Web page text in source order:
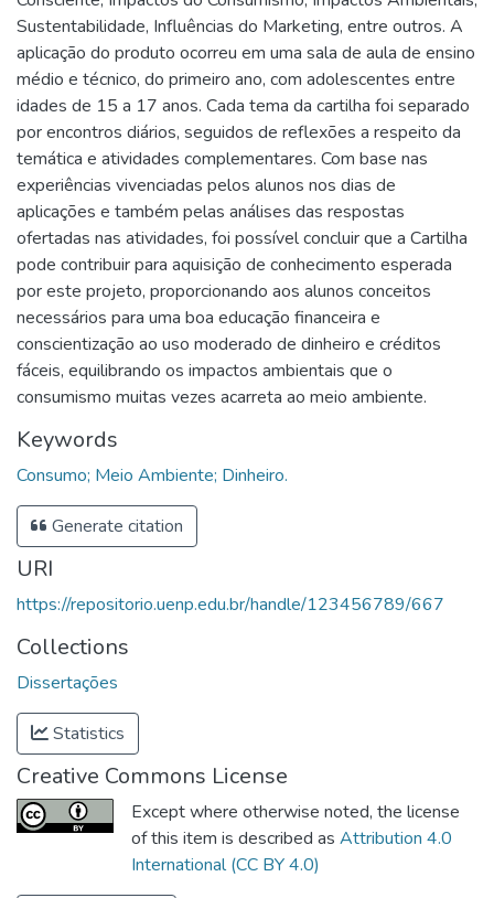
Sustentabilidade, Influências do Marketing, entre outros. A
aplicação do produto ocorreu em uma sala de aula de ensino
médio e técnico, do primeiro ano, com adolescentes entre
idades de 15 a 17 anos. Cada tema da cartilha foi separado
por encontros diários, seguidos de reflexões a respeito da
temática e atividades complementares. Com base nas
experiências vivenciadas pelos alunos nos dias de
aplicações e também pelas análises das respostas
ofertadas nas atividades, foi possível concluir que a Cartilha
pode contribuir para aquisição de conhecimento esperada
por este projeto, proporcionando aos alunos conceitos
necessários para uma boa educação financeira e
conscientização ao uso moderado de dinheiro e créditos
fáceis, equilibrando os impactos ambientais que o
consumismo muitas vezes acarreta ao meio ambiente.
Keywords
Consumo; Meio Ambiente; Dinheiro.
Generate citation
URI
https://repositorio.uenp.edu.br/handle/123456789/667
Collections
Dissertações
Statistics
Creative Commons License
Except where otherwise noted, the license
of this item is described as Attribution 4.0
International (CC BY 4.0)